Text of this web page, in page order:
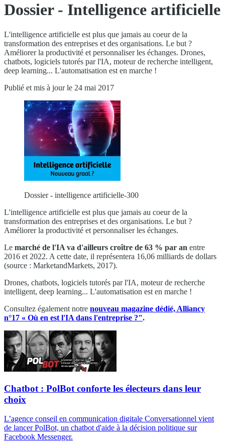
Dossier - Intelligence artificielle
L'intelligence artificielle est plus que jamais au coeur de la
transformation des entreprises et des organisations. Le but ?
Améliorer la productivité et personnaliser les échanges. Drones,
chatbots, logiciels tutorés par l'IA, moteur de recherche intelligent,
deep learning... L'automatisation est en marche !
Publié et mis à jour le 24 mai 2017
Dossier - intelligence artificielle-300
L'intelligence artificielle est plus que jamais au coeur de la
transformation des entreprises et des organisations. Le but ?
Améliorer la productivité et personnaliser les échanges.
Le marché de l'IA va d'ailleurs croître de 63 % par an entre
2016 et 2022. A cette date, il représentera 16,06 milliards de dollars
(source : MarketandMarkets, 2017).
Drones, chatbots, logiciels tutorés par l'IA, moteur de recherche
intelligent, deep learning... L'automatisation est en marche !
Consultez également notre nouveau magazine dédié, Alliancy
n°17 « Où en est l'IA dans l'entreprise ?".
Chatbot : PolBot conforte les électeurs dans leur
choix
L’agence conseil en communication digitale Conversationnel vient
de lancer PolBot, un chatbot d'aide à la décision politique sur
Facebook Messenger.